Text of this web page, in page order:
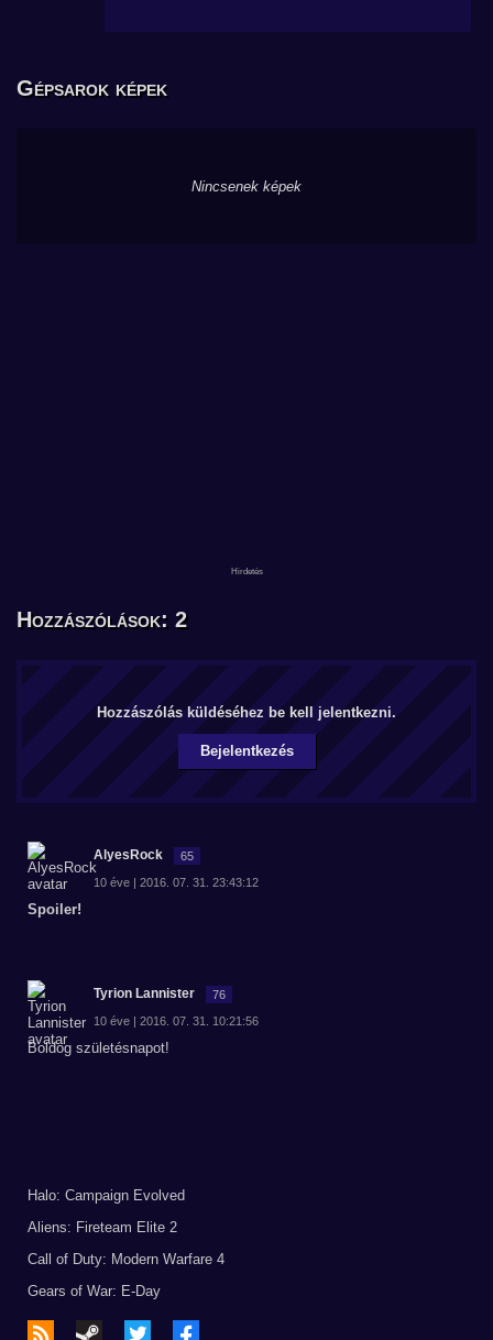
Gépsarok képek
Nincsenek képek
Hozzászólások: 2
Hozzászólás küldéséhez be kell jelentkezni.
Bejelentkezés
AlyesRock 65
10 éve | 2016. 07. 31. 23:43:12
Spoiler!
Tyrion Lannister 76
10 éve | 2016. 07. 31. 10:21:56
Boldog születésnapot!
Halo: Campaign Evolved
Aliens: Fireteam Elite 2
Call of Duty: Modern Warfare 4
Gears of War: E-Day